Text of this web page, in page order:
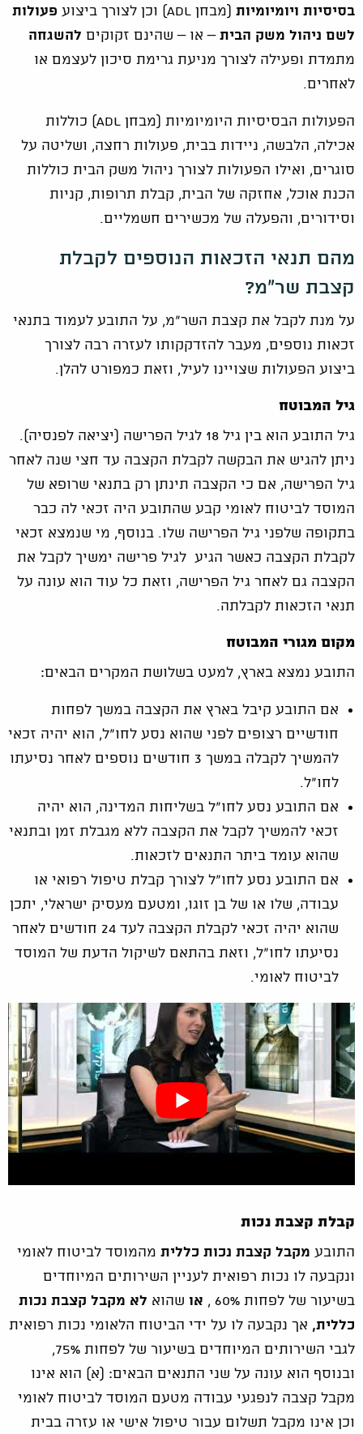
בסיסיות ויומיומיות (מבחן ADL) וכן לצורך ביצוע
פעולות
לשם ניהול משק הבית– או – שהינם זקוקים להשגחה
מתמדת ופעילה לצורך מניעת גרימת סיכון לעצמם או
לאחרים.
הפעולות הבסיסיות היומיומיות (מבחן ADL) כוללות
אכילה, הלבשה, ניידות בבית, פעולות רחצה, ושליטה על
סוגרים, ואילו הפעולות לצורך ניהול משק הבית כוללות
הכנת אוכל, אחזקה של הבית, קבלת תרופות, קניות
וסידורים, והפעלה של מכשירים חשמליים.
מהם תנאי הזכאות הנוספים לקבלת
קצבת שר"מ?
על מנת לקבל את קצבת השר"מ, על התובע לעמוד בתנאי
זכאות נוספים, מעבר להזדקקותו לעזרה רבה לצורך
ביצוע הפעולות שצויינו לעיל, וזאת כמפורט להלן.
גיל המבוטח
גיל התובע הוא בין גיל 18 לגיל הפרישה (יציאה לפנסיה).
ניתן להגיש את הבקשה לקבלת הקצבה עד חצי שנה לאחר
גיל הפרישה, אם כי הקצבה תינתן רק בתנאי שרופא של
המוסד לביטוח לאומי קבע שהתובע היה זכאי לה כבר
בתקופה שלפני גיל הפרישה שלו. בנוסף, מי שנמצא זכאי
לקבלת הקצבה כאשר הגיע לגיל פרישה ימשיך לקבל את
הקצבה גם לאחר גיל הפרישה, וזאת כל עוד הוא עונה על
תנאי הזכאות לקבלתה.
מקום מגורי המבוטח
התובע נמצא בארץ, למעט בשלושת המקרים הבאים:
אם התובע קיבל בארץ את הקצבה במשך לפחות
חודשיים רצופים לפני שהוא נסע לחו"ל, הוא יהיה זכאי
להמשיך לקבלה במשך 3 חודשים נוספים לאחר נסיעתו
לחו"ל.
אם התובע נסע לחו"ל בשליחות המדינה, הוא יהיה
זכאי להמשיך לקבל את הקצבה ללא מגבלת זמן ובתנאי
שהוא עומד ביתר התנאים לזכאות.
אם התובע נסע לחו"ל לצורך קבלת טיפול רפואי או
עבודה, שלו או של בן זוגו, ומטעם מעסיק ישראלי, יתכן
שהוא יהיה זכאי לקבלת הקצבה לעד 24 חודשים לאחר
נסיעתו לחו"ל, וזאת בהתאם לשיקול הדעת של המוסד
לביטוח לאומי.
קבלת קצבת נכות
התובע מקבל קצבת נכות כללית מהמוסד לביטוח לאומי
ונקבעה לו נכות רפואית לעניין השירותים המיוחדים
בשיעור של לפחות 60% ,
או שהוא לא מקבל קצבת נכות
כללית, אך נקבעה לו על ידי הביטוח הלאומי נכות רפואית
לגבי השירותים המיוחדים בשיעור של לפחות 75%,
ובנוסף הוא עונה על שני התנאים הבאים: (א) הוא אינו
מקבל קצבה לנפגעי עבודה מטעם המוסד לביטוח לאומי
וכן אינו מקבל תשלום עבור טיפול אישי או עזרה בבית